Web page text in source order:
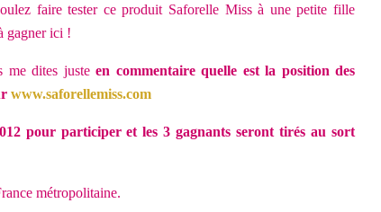
faire tester ce produit Saforelle Miss à une petite fille
gagner ici !
me dites justeen commentaire quelle est la position des
www.saforellemiss.com
pour participer et les 3 gagnants seront tirés au sort
métropolitaine.